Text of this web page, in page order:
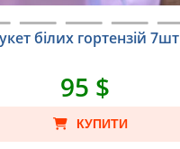
білих гортензій 7шт
95 $
КУПИТИ